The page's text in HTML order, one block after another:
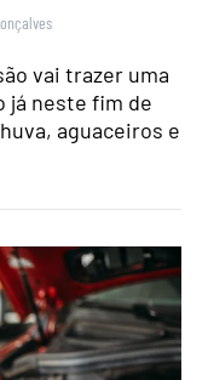
vai trazer uma
já neste fim de
aguaceiros e